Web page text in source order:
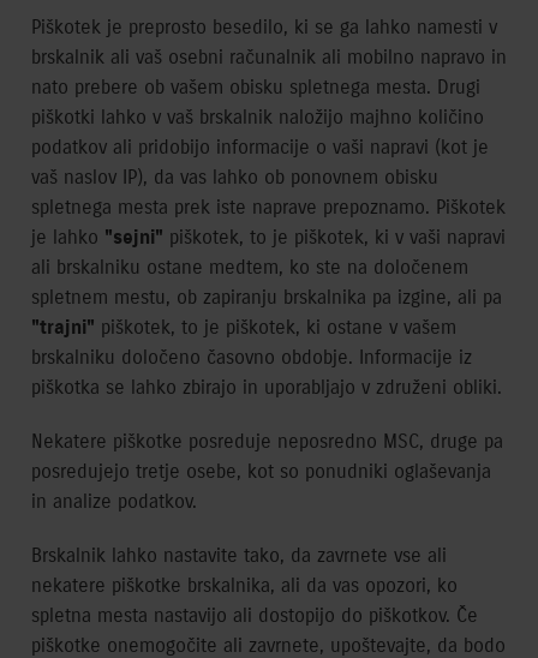
Piškotek je preprosto besedilo, ki se ga lahko namesti v
brskalnik ali vaš osebni računalnik ali mobilno napravo in
nato prebere ob vašem obisku spletnega mesta. Drugi
piškotki lahko v vaš brskalnik naložijo majhno količino
podatkov ali pridobijo informacije o vaši napravi (kot je
vaš naslov IP), da vas lahko ob ponovnem obisku
spletnega mesta prek iste naprave prepoznamo. Piškotek
je lahko "sejni" piškotek, to je piškotek, ki v vaši napravi
ali brskalniku ostane medtem, ko ste na določenem
spletnem mestu, ob zapiranju brskalnika pa izgine, ali pa
"trajni" piškotek, to je piškotek, ki ostane v vašem
brskalniku določeno časovno obdobje. Informacije iz
piškotka se lahko zbirajo in uporabljajo v združeni obliki.
Nekatere piškotke posreduje neposredno MSC, druge pa
posredujejo tretje osebe, kot so ponudniki oglaševanja
in analize podatkov.
Brskalnik lahko nastavite tako, da zavrnete vse ali
nekatere piškotke brskalnika, ali da vas opozori, ko
spletna mesta nastavijo ali dostopijo do piškotkov. Če
piškotke onemogočite ali zavrnete, upoštevajte, da bodo